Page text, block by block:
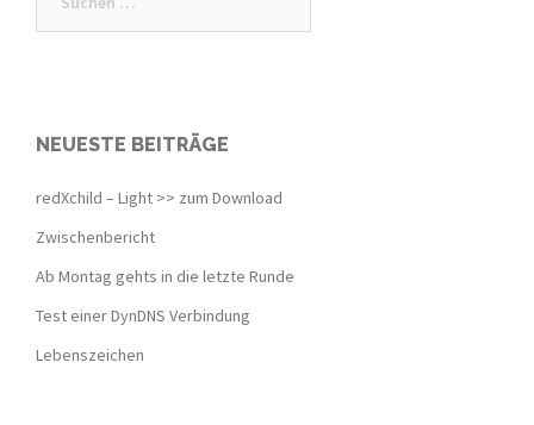
nach:
NEUESTE BEITRÄGE
redXchild – Light >> zum Download
Zwischenbericht
Ab Montag gehts in die letzte Runde
Test einer DynDNS Verbindung
Lebenszeichen